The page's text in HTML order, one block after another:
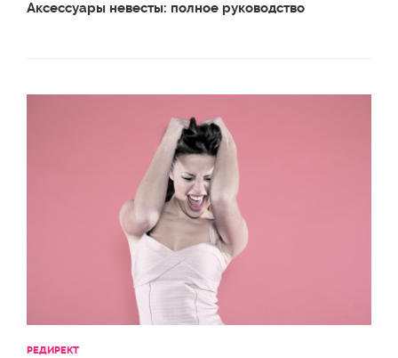
Аксессуары невесты: полное руководство
РЕДИРЕКТ